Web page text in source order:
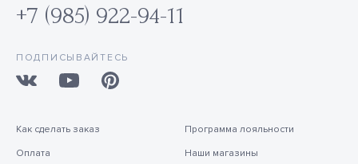
+7 (985) 922-94-11
ПОДПИСЫВАЙТЕСЬ
Как сделать заказ
Оплата
Программа лояльности
Наши магазины